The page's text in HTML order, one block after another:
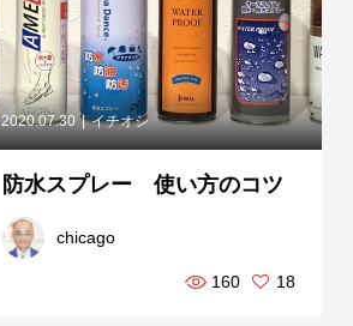
2020.07.30 イチオシ
防水スプレー 使い方のコツ
chicago
160 18